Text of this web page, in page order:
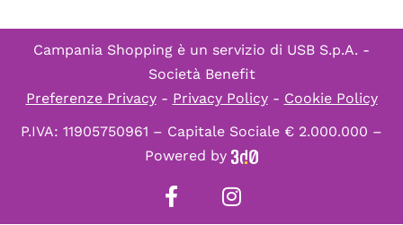
Campania Shopping è un servizio di USB S.p.A. -
Società Benefit
Preferenze Privacy- Privacy Policy- Cookie Policy
P.IVA: 11905750961 – Capitale Sociale € 2.000.000 –
Powered by